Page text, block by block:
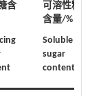
含
可溶性糖
含量/%
Soluble
sugar
content